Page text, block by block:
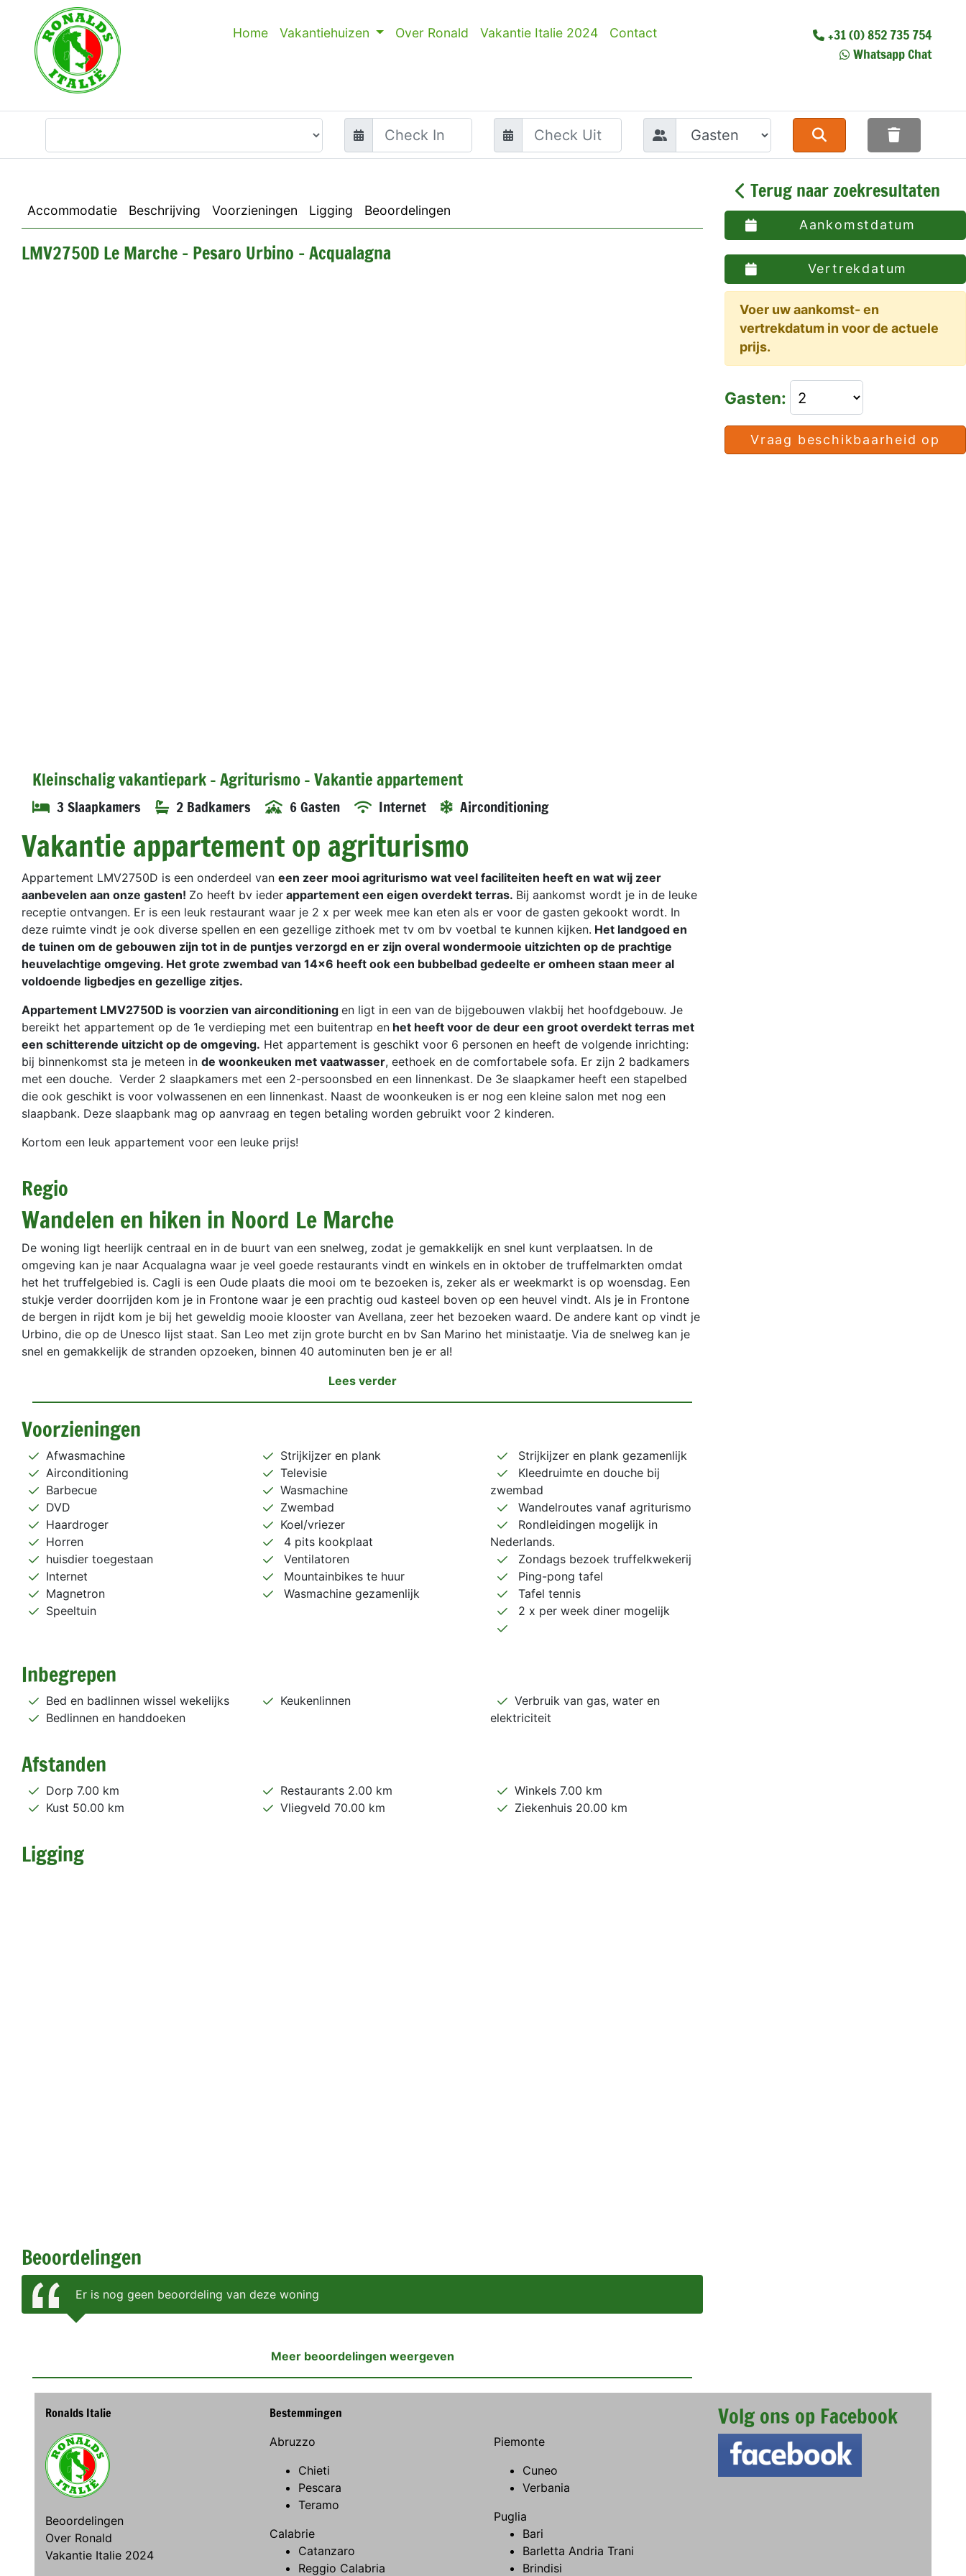
Home Vakantiehuizen Over Ronald Vakantie Italie 2024 Contact
+31 (0) 852 735 754
Whatsapp Chat
wilt u heen?
Accommodatie Beschrijving Voorzieningen Ligging Beoordelingen
LMV2750D Le Marche - Pesaro Urbino - Acqualagna
Kleinschalig vakantiepark - Agriturismo - Vakantie appartement
3 Slaapkamers 2 Badkamers 6 Gasten Internet Airconditioning
Vakantie appartement op agriturismo
Appartement LMV2750D is een onderdeel van een zeer mooi agriturismo wat veel faciliteiten heeft en wat wij zeer
aanbevelen aan onze gasten! Zo heeft bv ieder appartement een eigen overdekt terras. Bij aankomst wordt je in de leuke
receptie ontvangen. Er is een leuk restaurant waar je 2 x per week mee kan eten als er voor de gasten gekookt wordt. In
deze ruimte vindt je ook diverse spellen en een gezellige zithoek met tv om bv voetbal te kunnen kijken. Het landgoed en
de tuinen om de gebouwen zijn tot in de puntjes verzorgd en er zijn overal wondermooie uitzichten op de prachtige
heuvelachtige omgeving. Het grote zwembad van 14x6 heeft ook een bubbelbad gedeelte er omheen staan meer al
voldoende ligbedjes en gezellige zitjes.
Appartement LMV2750D is voorzien van airconditioning en ligt in een van de bijgebouwen vlakbij het hoofdgebouw. Je
bereikt het appartement op de 1e verdieping met een buitentrap en het heeft voor de deur een groot overdekt terras met
een schitterende uitzicht op de omgeving. Het appartement is geschikt voor 6 personen en heeft de volgende inrichting:
bij binnenkomst sta je meteen in de woonkeuken met vaatwasser, eethoek en de comfortabele sofa. Er zijn 2 badkamers
met een douche. Verder 2 slaapkamers met een 2-persoonsbed en een linnenkast. De 3e slaapkamer heeft een stapelbed
die ook geschikt is voor volwassenen en een linnenkast. Naast de woonkeuken is er nog een kleine salon met nog een
slaapbank. Deze slaapbank mag op aanvraag en tegen betaling worden gebruikt voor 2 kinderen.
Kortom een leuk appartement voor een leuke prijs!
Regio
Wandelen en hiken in Noord Le Marche
De woning ligt heerlijk centraal en in de buurt van een snelweg, zodat je gemakkelijk en snel kunt verplaatsen. In de
omgeving kan je naar Acqualagna waar je veel goede restaurants vindt en winkels en in oktober de truffelmarkten omdat
het het truffelgebied is. Cagli is een Oude plaats die mooi om te bezoeken is, zeker als er weekmarkt is op woensdag. Een
stukje verder doorrijden kom je in Frontone waar je een prachtig oud kasteel boven op een heuvel vindt. Als je in Frontone
de bergen in rijdt kom je bij het geweldig mooie klooster van Avellana, zeer het bezoeken waard. De andere kant op vindt je
Urbino, die op de Unesco lijst staat. San Leo met zijn grote burcht en bv San Marino het ministaatje. Via de snelweg kan je
snel en gemakkelijk de stranden opzoeken, binnen 40 autominuten ben je er al!
Lees verder
Voorzieningen
Afwasmachine
Airconditioning
Barbecue
DVD
Haardroger
Horren
huisdier toegestaan
Internet
Magnetron
Speeltuin
Strijkijzer en plank
Televisie
Wasmachine
Zwembad
Koel/vriezer
4 pits kookplaat
Ventilatoren
Mountainbikes te huur
Wasmachine gezamenlijk
Strijkijzer en plank gezamenlijk
Kleedruimte en douche bij
zwembad
Wandelroutes vanaf agriturismo
Rondleidingen mogelijk in
Nederlands.
Zondags bezoek truffelkwekerij
Ping-pong tafel
Tafel tennis
2 x per week diner mogelijk
Inbegrepen
Bed en badlinnen wissel wekelijks
Bedlinnen en handdoeken
Keukenlinnen
Verbruik van gas, water en
elektriciteit
Afstanden
Dorp 7.00 km
Kust 50.00 km
Restaurants 2.00 km
Vliegveld 70.00 km
Winkels 7.00 km
Ziekenhuis 20.00 km
Ligging
Beoordelingen
Er is nog geen beoordeling van deze woning
Meer beoordelingen weergeven
Terug naar zoekresultaten
Aankomstdatum
Vertrekdatum
Voer uw aankomst- en
vertrekdatum in voor de actuele
prijs.
Gasten:
Vraag beschikbaarheid op
Ronalds Italie
Beoordelingen
Over Ronald
Vakantie Italie 2024
Bestemmingen
Abruzzo
Chieti
Pescara
Teramo
Calabrie
Catanzaro
Reggio Calabria
Piemonte
Cuneo
Verbania
Puglia
Bari
Barletta Andria Trani
Brindisi
Volg ons op Facebook